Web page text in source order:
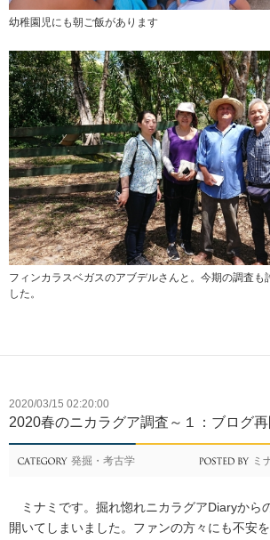
幼稚園児にも朝ご飯があります
フィンカラスベガスのアブデルさんと。今期の調査も
した。
2020/03/15 02:20:00
2020春のニカラグア調査～１：ブログ再
発掘・考古学 ミ
ミナミです。掘れ惚れニカラグアDiaryから
開いてしまいました。ファンの方々にも不安